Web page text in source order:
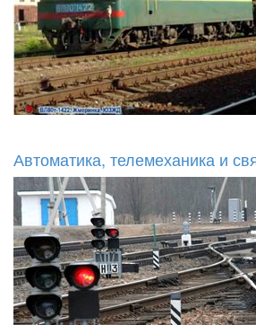
Автоматика, телемеханика и